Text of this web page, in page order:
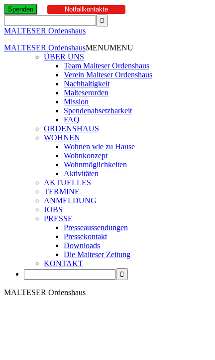
Spenden Notfallkontakte
MALTESER Ordenshaus
MALTESER OrdenshausMENUMENU
ÜBER UNS
Team Malteser Ordenshaus
Verein Malteser Ordenshaus
Nachhaltigkeit
Malteserorden
Mission
Spendenabsetzbarkeit
FAQ
ORDENSHAUS
WOHNEN
Wohnen wie zu Hause
Wohnkonzept
Wohnmöglichkeiten
Aktivitäten
AKTUELLES
TERMINE
ANMELDUNG
JOBS
PRESSE
Presseaussendungen
Pressekontakt
Downloads
Die Malteser Zeitung
KONTAKT
MALTESER Ordenshaus